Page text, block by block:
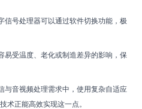
信号处理器可以通过软件切换功能，极
易受温度、老化或制造差异的影响，保
与音视频处理需求中，使用复杂自适应
术正能高效实现这一点。